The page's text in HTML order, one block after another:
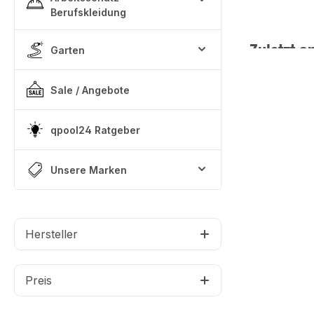
Berufskleidung
Garten
Sale / Angebote
qpool24 Ratgeber
Unsere Marken
Hersteller
Preis
Zuletzt